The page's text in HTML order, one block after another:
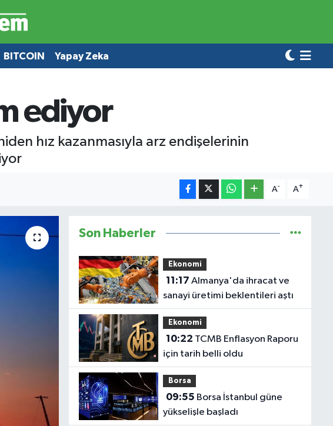
BITCOIN Yapay Zeka
ediyor
hız kazanmasıyla arz endişelerinin
A- A+
Son Haberler
Ekonomi
11:17
sanayi üretimi beklentileri aştı
Ekonomi
10:22
için tarih belli oldu
Borsa
09:55
yükselişle başladı